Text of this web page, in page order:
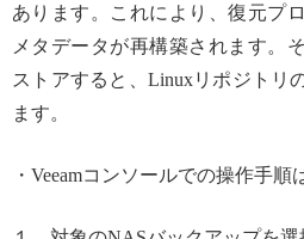
あります。これにより、復元プ
メタデータが再構築されます。
ストアすると、Linuxリポジトリ
ます。
・Veeamコンソールでの操作手順